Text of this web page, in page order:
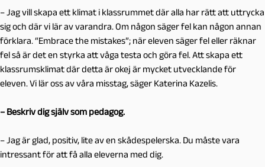
– Jag vill skapa ett klimat i klassrummet där alla har rätt att uttrycka
sig och där vi lär av varandra. Om någon säger fel kan någon annan
förklara. “Embrace the mistakes”; när eleven säger fel eller räknar
fel så är det en styrka att våga testa och göra fel. Att skapa ett
klassrumsklimat där detta är okej är mycket utvecklande för
eleven. Vi lär oss av våra misstag, säger Katerina Kazelis.
– Beskriv dig själv som pedagog.
– Jag är glad, positiv, lite av en skådespelerska. Du måste vara
intressant för att få alla eleverna med dig.